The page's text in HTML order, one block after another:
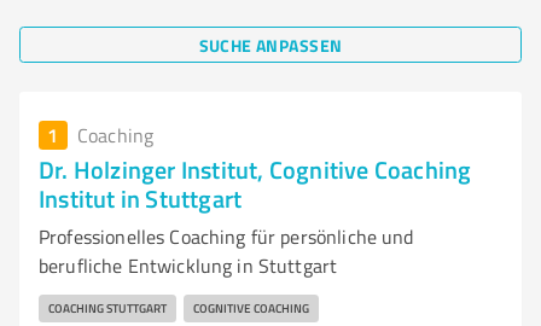
SUCHE ANPASSEN
1 Coaching
Dr. Holzinger Institut, Cognitive Coaching
Institut in Stuttgart
Professionelles Coaching für persönliche und
berufliche Entwicklung in Stuttgart
COACHING STUTTGART COGNITIVE COACHING